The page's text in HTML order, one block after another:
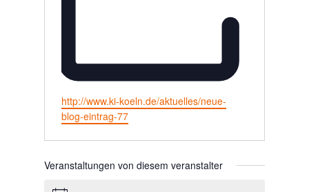
Webseite
http://www.ki-koeln.de/aktuelles/neue-
blog-eintrag-77
Veranstaltungen von diesem veranstalter